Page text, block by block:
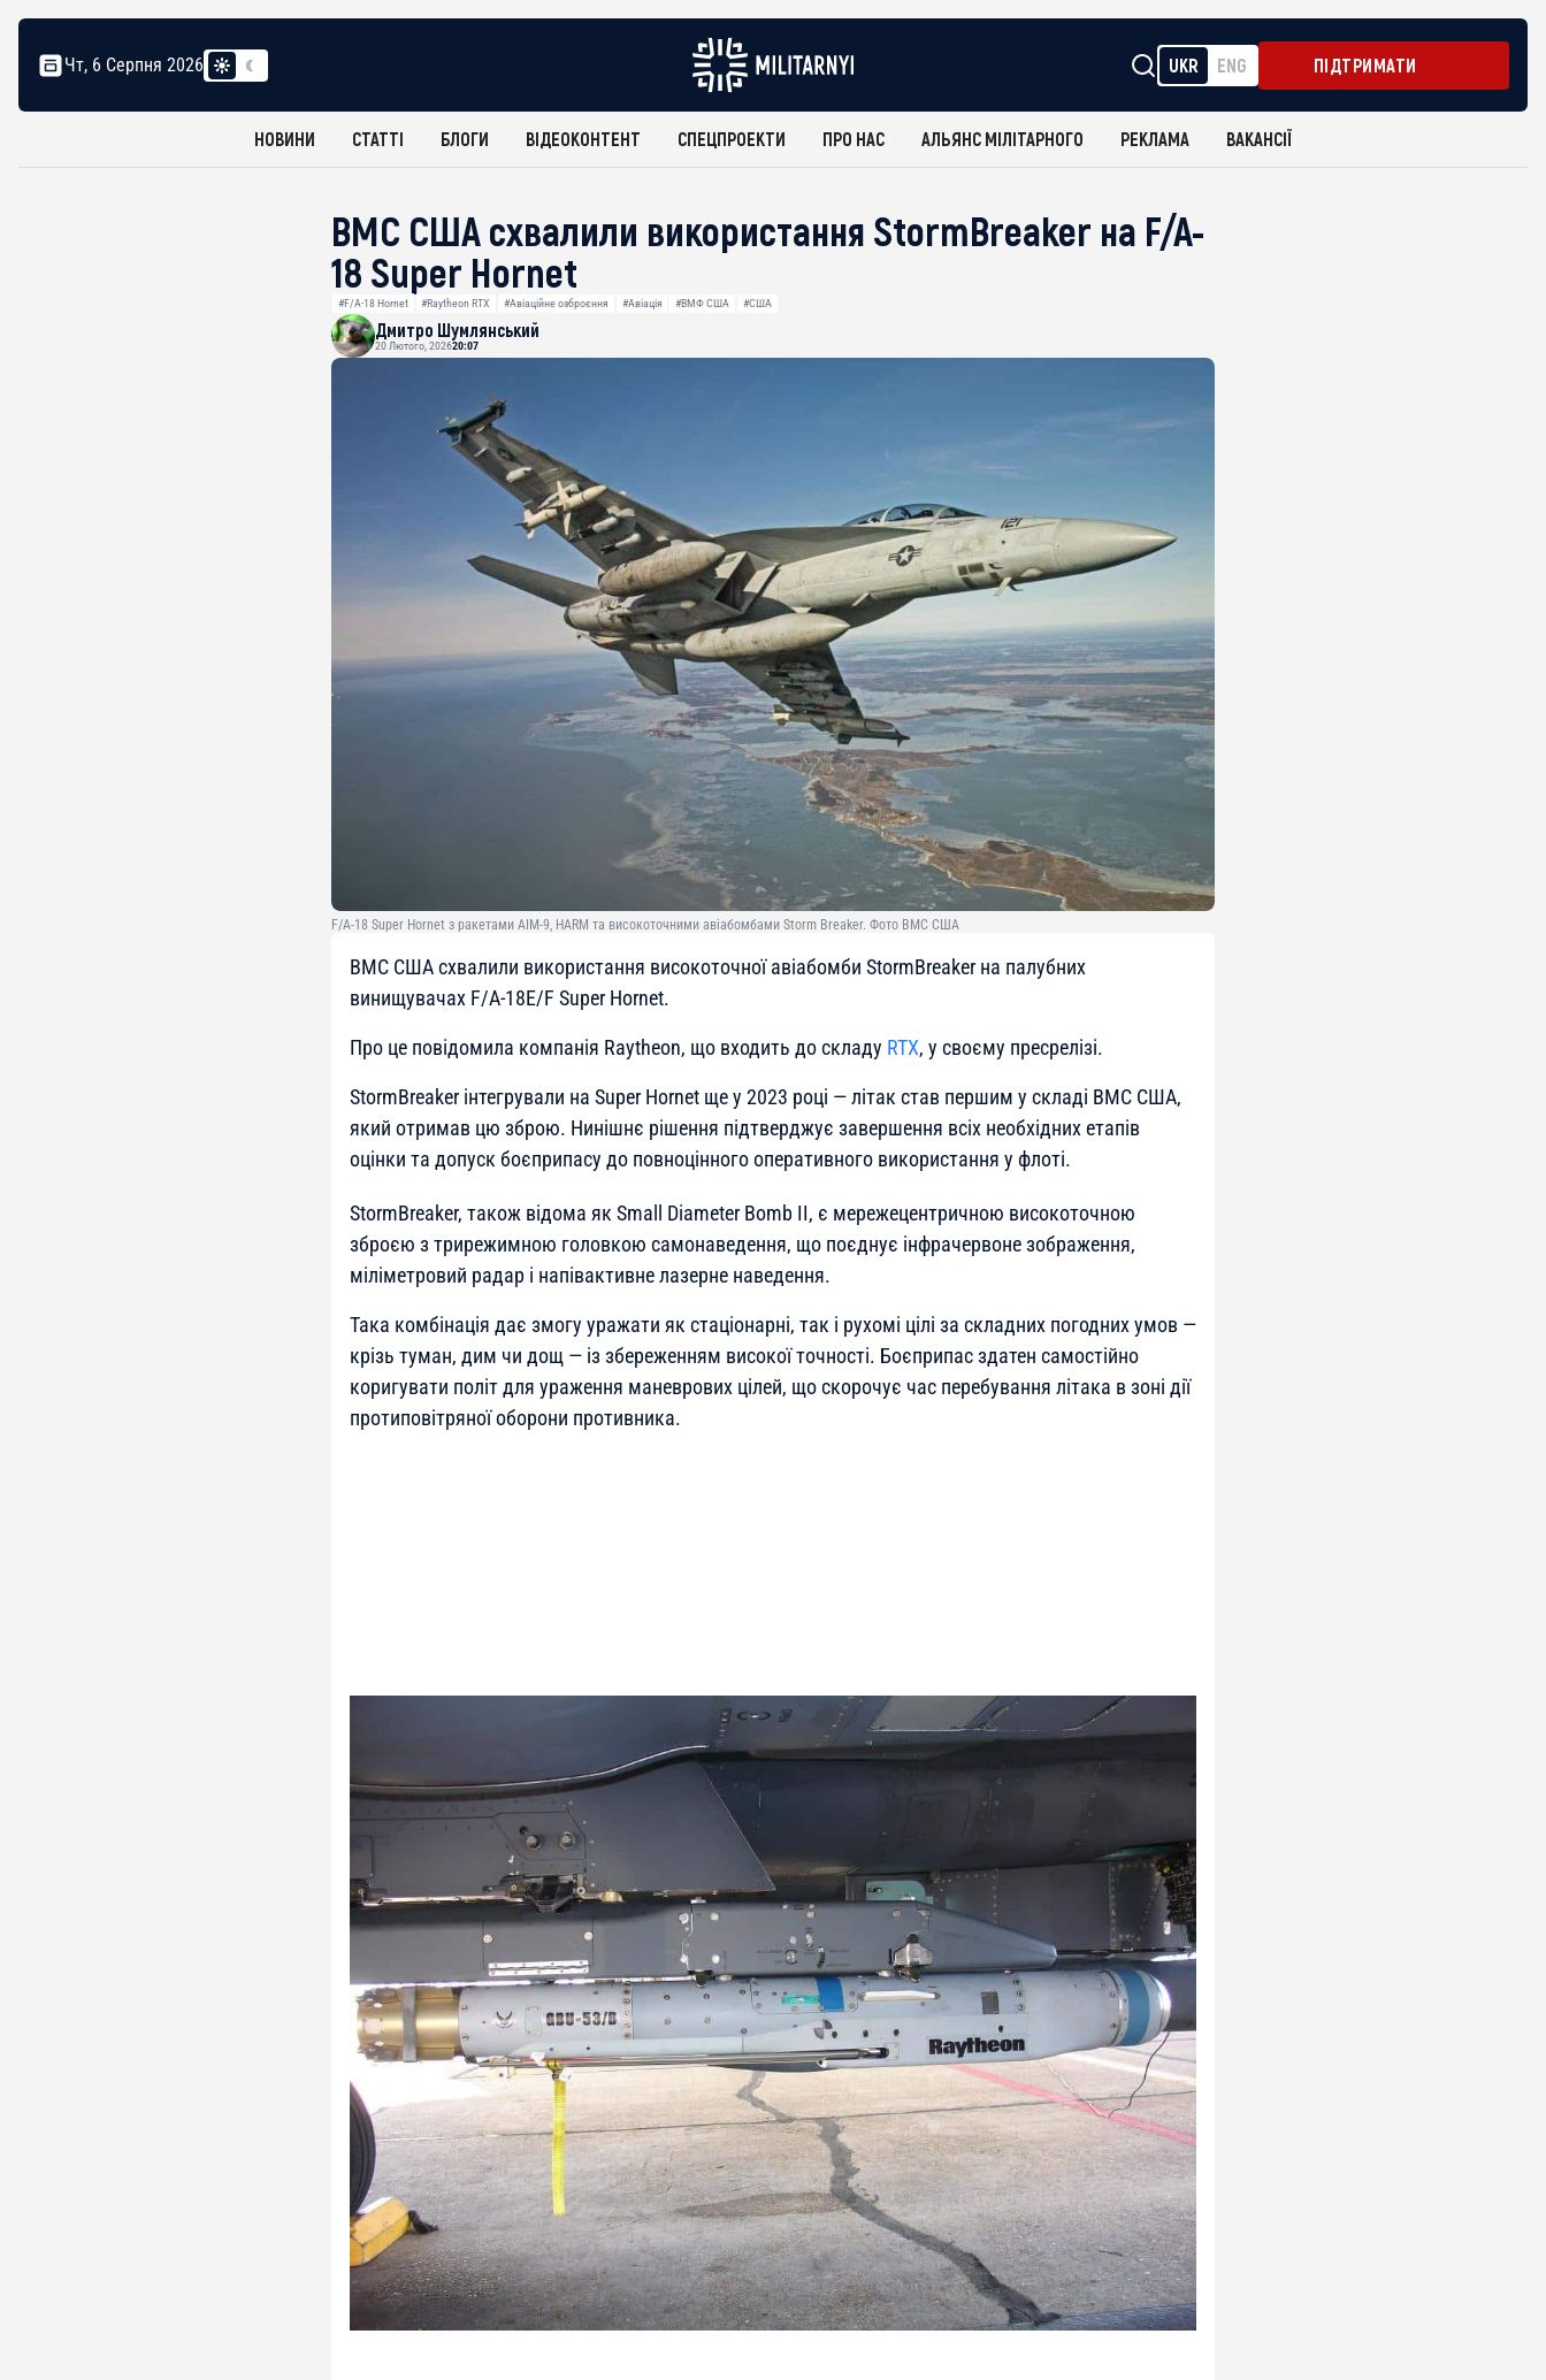
Чт, 6 Серпня 2026 UKR ENG ПІДТРИМАТИ
НОВИНИ СТАТТІ БЛОГИ ВІДЕОКОНТЕНТ СПЕЦПРОЕКТИ ПРО НАС АЛЬЯНС МІЛІТАРНОГО РЕКЛАМА ВАКАНСІЇ
ВМС США схвалили використання StormBreaker на F/A-
18 Super Hornet
#F/A-18 Hornet #Raytheon RTX #Авіаційне озброєння #Авіація #ВМФ США #США
Дмитро Шумлянський
20 Лютого, 202620:07
F/A-18 Super Hornet з ракетами AIM-9, HARM та високоточними авіабомбами Storm Breaker. Фото ВМС США
ВМС США схвалили використання високоточної авіабомби StormBreaker на палубних
винищувачах F/A-18E/F Super Hornet.
Про це повідомила компанія Raytheon, що входить до складу RTX, у своєму пресрелізі.
StormBreaker інтегрували на Super Hornet ще у 2023 році — літак став першим у складі ВМС США,
який отримав цю зброю. Нинішнє рішення підтверджує завершення всіх необхідних етапів
оцінки та допуск боєприпасу до повноцінного оперативного використання у флоті.
StormBreaker, також відома як Small Diameter Bomb II, є мережецентричною високоточною
зброєю з трирежимною головкою самонаведення, що поєднує інфрачервоне зображення,
міліметровий радар і напівактивне лазерне наведення.
Така комбінація дає змогу уражати як стаціонарні, так і рухомі цілі за складних погодних умов —
крізь туман, дим чи дощ — із збереженням високої точності. Боєприпас здатен самостійно
коригувати політ для ураження маневрових цілей, що скорочує час перебування літака в зоні дії
протиповітряної оборони противника.